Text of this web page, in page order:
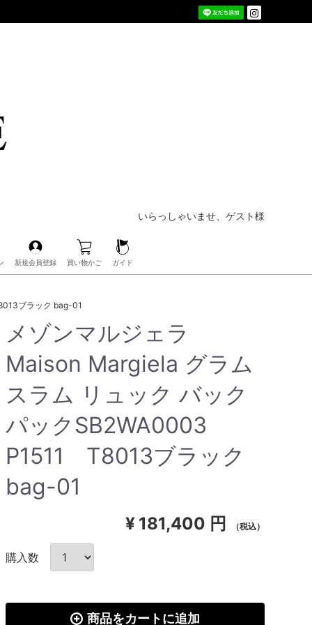
いらっしゃいませ、ゲスト様
新規会員登録 買い物かご ガイド
ブラック bag-01
メゾンマルジェラ
Maison Margiela グラム
スラム リュック バック
パックSB2WA0003
P1511 T8013ブラック
bag-01
¥ 181,400 円 （税込）
購入数
商品をカートに追加